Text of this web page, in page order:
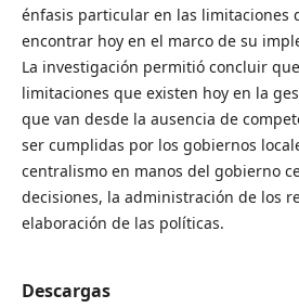
énfasis particular en las limitaciones
encontrar hoy en el marco de su
La investigación permitió concluir
limitaciones que existen hoy en la
que van desde la ausencia de
ser cumplidas por los gobiernos
centralismo en manos del gobierno
decisiones, la administración de los
elaboración de las políticas.
Descargas